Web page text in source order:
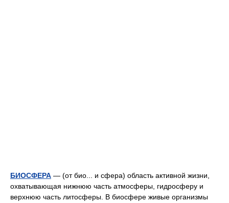
БИОСФЕРА — (от био... и сфера) область активной жизни,
охватывающая нижнюю часть атмосферы, гидросферу и
верхнюю часть литосферы. В биосфере живые организмы